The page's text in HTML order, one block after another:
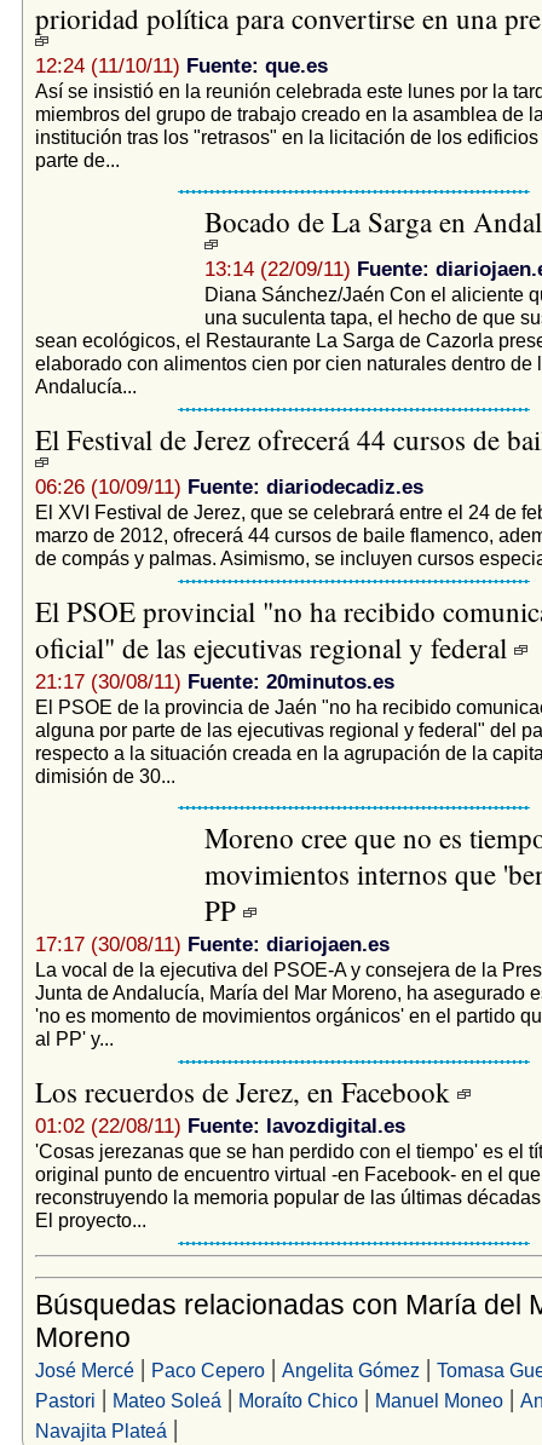
prioridad política para convertirse en una
12:24 (11/10/11) Fuente: que.es
Así se insistió en la reunión celebrada este lunes por la
miembros del grupo de trabajo creado en la asamblea de
institución tras los "retrasos" en la licitación de los
parte de...
Bocado de La Sarga en
13:14 (22/09/11) Fuente:
Diana Sánchez/Jaén Con el aliciente
una suculenta tapa, el hecho de que
sean ecológicos, el Restaurante La Sarga de Cazorla
elaborado con alimentos cien por cien naturales dentro de
Andalucía...
El Festival de Jerez ofrecerá 44 cursos de
06:26 (10/09/11) Fuente: diariodecadiz.es
El XVI Festival de Jerez, que se celebrará entre el 24 de
marzo de 2012, ofrecerá 44 cursos de baile flamenco,
de compás y palmas. Asimismo, se incluyen cursos
El PSOE provincial "no ha recibido
oficial" de las ejecutivas regional y federal
21:17 (30/08/11) Fuente: 20minutos.es
El PSOE de la provincia de Jaén "no ha recibido
alguna por parte de las ejecutivas regional y federal" del
respecto a la situación creada en la agrupación de la
dimisión de 30...
Moreno cree que no es
movimientos internos que
PP
17:17 (30/08/11) Fuente: diariojaen.es
La vocal de la ejecutiva del PSOE-A y consejera de la
Junta de Andalucía, María del Mar Moreno, ha asegurado
'no es momento de movimientos orgánicos' en el partido
al PP' y...
Los recuerdos de Jerez, en Facebook
01:02 (22/08/11) Fuente: lavozdigital.es
'Cosas jerezanas que se han perdido con el tiempo' es el
original punto de encuentro virtual -en Facebook- en el
reconstruyendo la memoria popular de las últimas
El proyecto...
Búsquedas relacionadas con María del
Moreno
José Mercé| Paco Cepero| Angelita Gómez | Tomasa
Pastori | Mateo Soleá | Moraíto Chico| Manuel Moneo|
Navajita Plateá |